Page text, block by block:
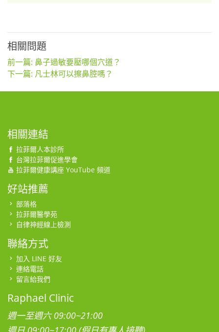
相關問題
前一篇: 鼻子過敏要壓哪個穴道？
下一篇: 凡士林可以擦鼻腔嗎？
相關連結
拉菲爾人本診所
台灣拉菲爾促進學會
拉菲爾健康講座 YouTube 頻道
好站推薦
部落格
拉菲爾醫學苑
自律神經線上檢測
聯絡方式
加入 LINE 好友
連絡電話
留言給我們
Raphael Clinic
週一至週六 09:00~21:00